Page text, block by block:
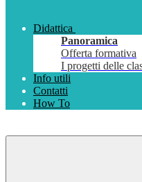
Didattica
Panoramica
Offerta formativa
I progetti delle
Info utili
Contatti
How To